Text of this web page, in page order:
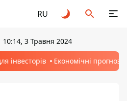
RU
10:14, 3 Травня 2024
інвесторів Економічні прогнози